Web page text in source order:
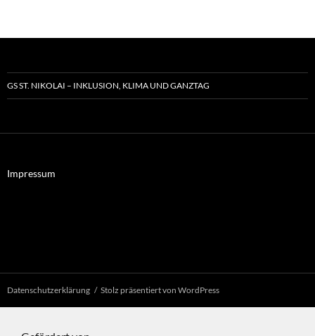
GS ST. NIKOLAI – INKLUSION, KLIMA UND GANZTAG
Impressum
Datenschutzerklärung Stolz präsentiert von WordPress